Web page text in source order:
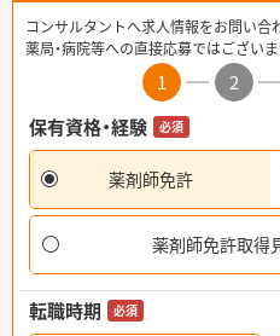
コンサルタントへ求人情報をお問い合
薬局・病院等への直接応募ではござい
1 2
保有資格・経験
必須
薬剤師免許
薬剤師免許取得
転職時期 必須